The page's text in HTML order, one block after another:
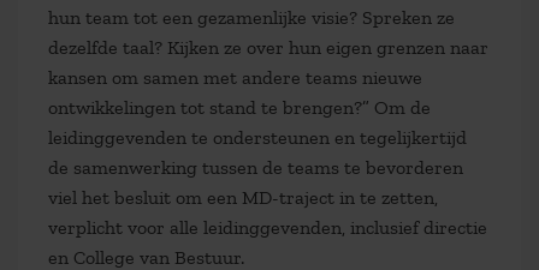
hun team tot een gezamenlijke visie? Spreken ze
dezelfde taal? Kijken ze over hun eigen grenzen naar
kansen om samen met andere teams nieuwe
ontwikkelingen tot stand te brengen?” Om de
leidinggevenden te ondersteunen en tegelijkertijd
de samenwerking tussen de teams te bevorderen
viel het besluit om een MD-traject in te zetten,
verplicht voor alle leidinggevenden, inclusief directie
en College van Bestuur.